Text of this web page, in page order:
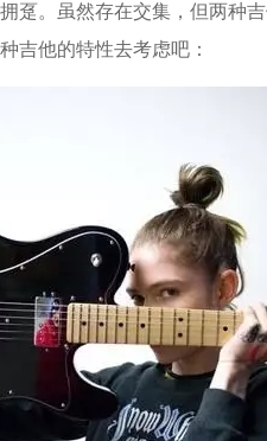
。虽然存在交集，但两种
吉他的特性去考虑吧：